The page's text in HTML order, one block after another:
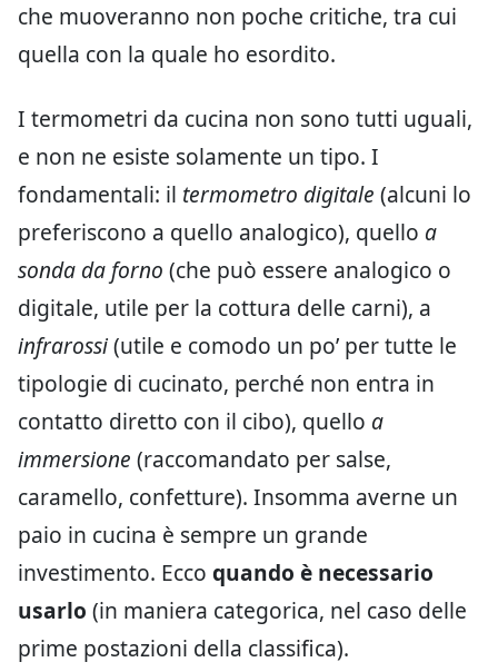
che muoveranno non poche critiche, tra cui
quella con la quale ho esordito.
I termometri da cucina non sono tutti uguali,
e non ne esiste solamente un tipo. I
fondamentali: il termometro digitale (alcuni lo
preferiscono a quello analogico), quello a
sonda da forno (che può essere analogico o
digitale, utile per la cottura delle carni), a
infrarossi(utile e comodo un po’ per tutte le
tipologie di cucinato, perché non entra in
contatto diretto con il cibo), quello a
immersione (raccomandato per salse,
caramello, confetture). Insomma averne un
paio in cucina è sempre un grande
investimento. Ecco quando è necessario
usarlo (in maniera categorica, nel caso delle
prime postazioni della classifica).